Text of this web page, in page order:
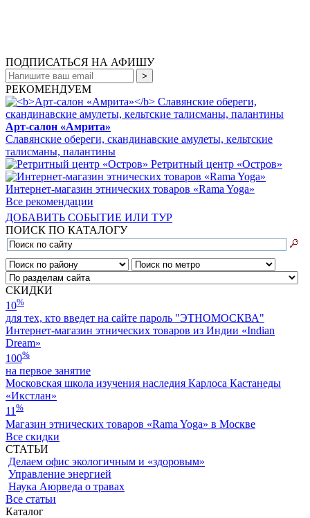
ПОДПИСАТЬСЯ НА АФИШУ
РЕКОМЕНДУЕМ
Арт-салон «Амрита»
Славянские обереги, скандинавские амулеты, кельтские
талисманы, палантины
Ретритный центр «Остров»
Интернет-магазин этнических товаров «Rama Yoga»
Все рекомендации
ДОБАВИТЬ СОБЫТИЕ ИЛИ ТУР
ПОИСК ПО КАТАЛОГУ
СКИДКИ
10%
для тех, кто введет на сайте пароль "ЭТНОМОСКВА"
Интернет-магазин этнических товаров из Индии «Indian
Dream»
100%
на первое занятие
Московская школа изучения наследия Карлоса Кастанеды
«Икстлан»
11%
Магазин этнических товаров «Rama Yoga» в Москве
Все скидки
СТАТЬИ
Делаем офис экологичным и «здоровым»
Управление энергией
Наука Аюрведа о травах
Все статьи
Каталог